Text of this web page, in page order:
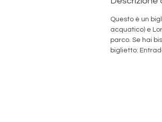
Questo è un
acquatico) e
parco. Se hai
biglietto: